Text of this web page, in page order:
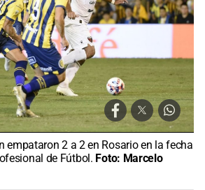
empataron 2 a 2 en Rosario en la fecha
de Fútbol. Foto: Marcelo